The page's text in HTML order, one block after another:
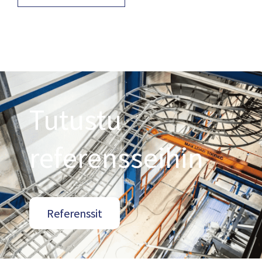
Tutustu
referensseihin
Referenssit